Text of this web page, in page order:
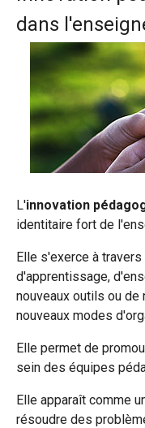
dans
L'innovation
identitaire fort de
Elle s'exerce à
d'apprentissage,
nouveaux outils ou
nouveaux modes
Elle permet de
sein des équipes
Elle apparaît comme
résoudre des